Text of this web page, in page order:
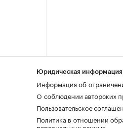
Юридическая информация
Информация об
О соблюдении авторских
Пользовательское
Политика в отношении